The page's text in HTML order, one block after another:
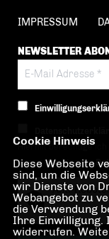
IMPRESSUM
NEWSLETTER
Hiermit berechtige ich
der nachfolgenden
Anti-
Cookie Hinweis
Diese Webseite
sind, um die
wir Dienste von
Webangebot zu
die Verwendung
Ihre Einwilligung.
widerrufen.